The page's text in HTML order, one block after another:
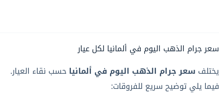
سعر جرام الذهب اليوم في ألمانيا لكل عيار
يختلف سعر جرام الذهب اليوم في ألمانياحسب نقاء العيار.
فيما يلي توضيح سريع للفروقات: